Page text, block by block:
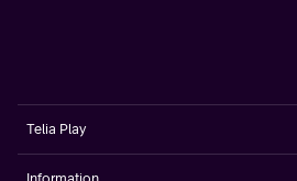
Telia Play